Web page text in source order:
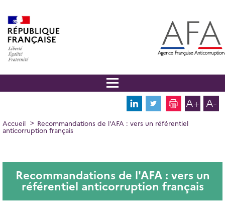
contenu
principal
A+ A-
FIL
D'ARIANE
Accueil
Recommandations de l'AFA : vers un référentiel
anticorruption français
Recommandations de l'AFA : vers un
référentiel anticorruption français